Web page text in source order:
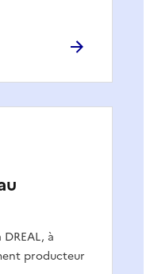
à
producteur